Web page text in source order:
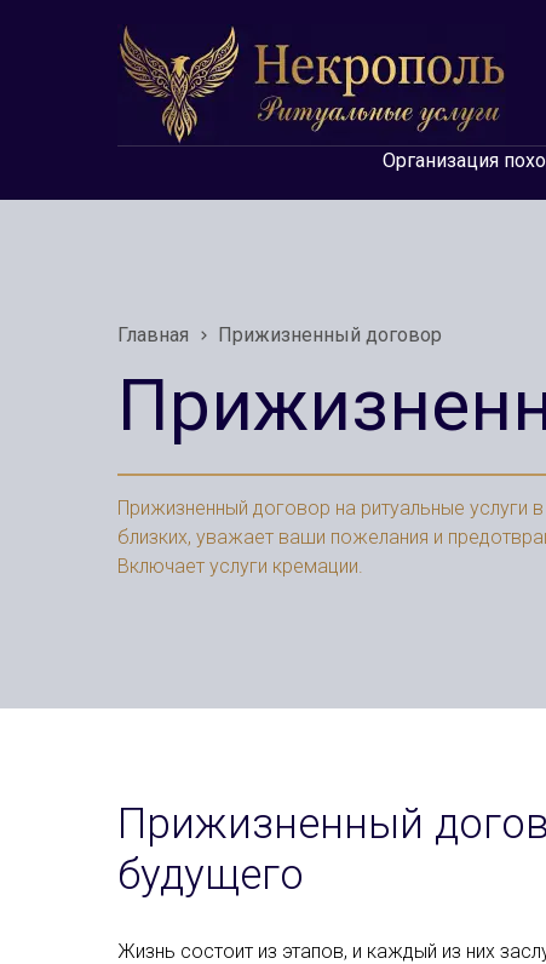
Организация
Главная Прижизненный договор
Прижизненный договор на ритуальные услуги
близких, уважает ваши пожелания и
Включает услуги кремации.
Прижизненный
будущего
Жизнь состоит из этапов, и каждый из них